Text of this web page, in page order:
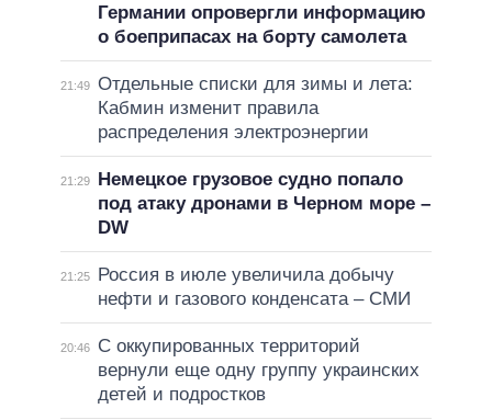
Германии опровергли информацию
о боеприпасах на борту самолета
21:49 Отдельные списки для зимы и лета:
Кабмин изменит правила
распределения электроэнергии
21:29
Немецкое грузовое судно попало
под атаку дронами в Черном море –
DW
21:25
Россия в июле увеличила добычу
нефти и газового конденсата – СМИ
20:46
С оккупированных территорий
вернули еще одну группу украинских
детей и подростков